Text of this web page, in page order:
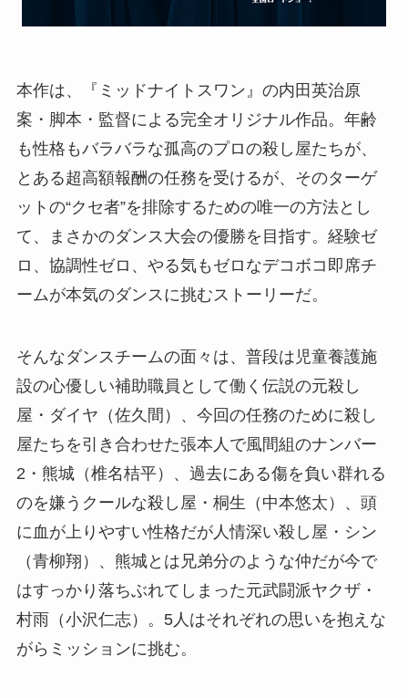
本作は、『ミッドナイトスワン』の内田英治原
案・脚本・監督による完全オリジナル作品。年齢
も性格もバラバラな孤高のプロの殺し屋たちが、
とある超高額報酬の任務を受けるが、そのターゲ
ットの“クセ者”を排除するための唯一の方法とし
て、まさかのダンス大会の優勝を目指す。経験ゼ
ロ、協調性ゼロ、やる気もゼロなデコボコ即席チ
ームが本気のダンスに挑むストーリーだ。
そんなダンスチームの面々は、普段は児童養護施
設の心優しい補助職員として働く伝説の元殺し
屋・ダイヤ（佐久間）、今回の任務のために殺し
屋たちを引き合わせた張本人で風間組のナンバー
2・熊城（椎名桔平）、過去にある傷を負い群れる
のを嫌うクールな殺し屋・桐生（中本悠太）、頭
に血が上りやすい性格だが人情深い殺し屋・シン
（青柳翔）、熊城とは兄弟分のような仲だが今で
はすっかり落ちぶれてしまった元武闘派ヤクザ・
村雨（小沢仁志）。5人はそれぞれの思いを抱えな
がらミッションに挑む。